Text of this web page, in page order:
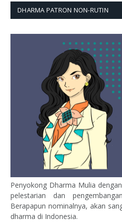
DHARMA PATRON NON-RUTIN
Penyokong Dharma Mulia
pelestarian dan
Berapapun nominalnya, akan
dharma di Indonesia.